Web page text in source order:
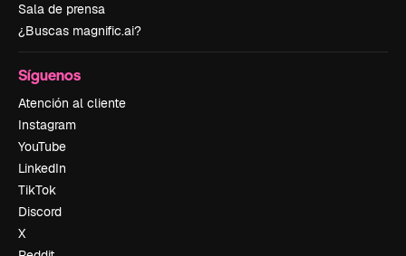
Sala de prensa
¿Buscas magnific.ai?
Síguenos
Atención al cliente
Instagram
YouTube
LinkedIn
TikTok
Discord
X